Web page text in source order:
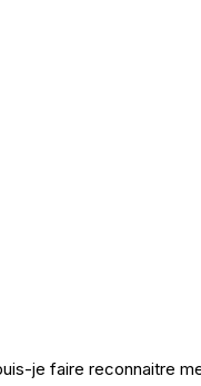
je faire reconnaitre